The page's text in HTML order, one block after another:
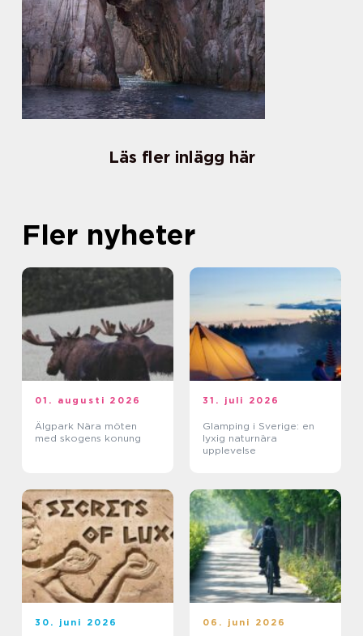
Läs fler inlägg här
Fler nyheter
01. augusti 2026
Älgpark Nära möten
med skogens konung
31. juli 2026
Glamping i Sverige: en
lyxig naturnära
upplevelse
30. juni 2026 06. juni 2026